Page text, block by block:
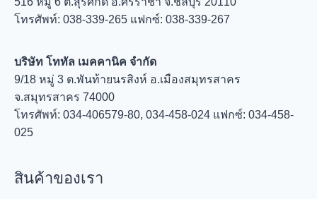
โทรศัพท์: 038-339-265 แฟกซ์: 038-339-267
บริษัท โททัล เมคคานิค จำกัด
9/18 หมู่ 3 ต.พันท้ายนรสิงห์ อ.เมืองสมุทรสาคร
จ.สมุทรสาคร 74000
โทรศัพท์: 034-406579-80, 034-458-024 แฟกซ์: 034-458-
025
สินค้าของเรา